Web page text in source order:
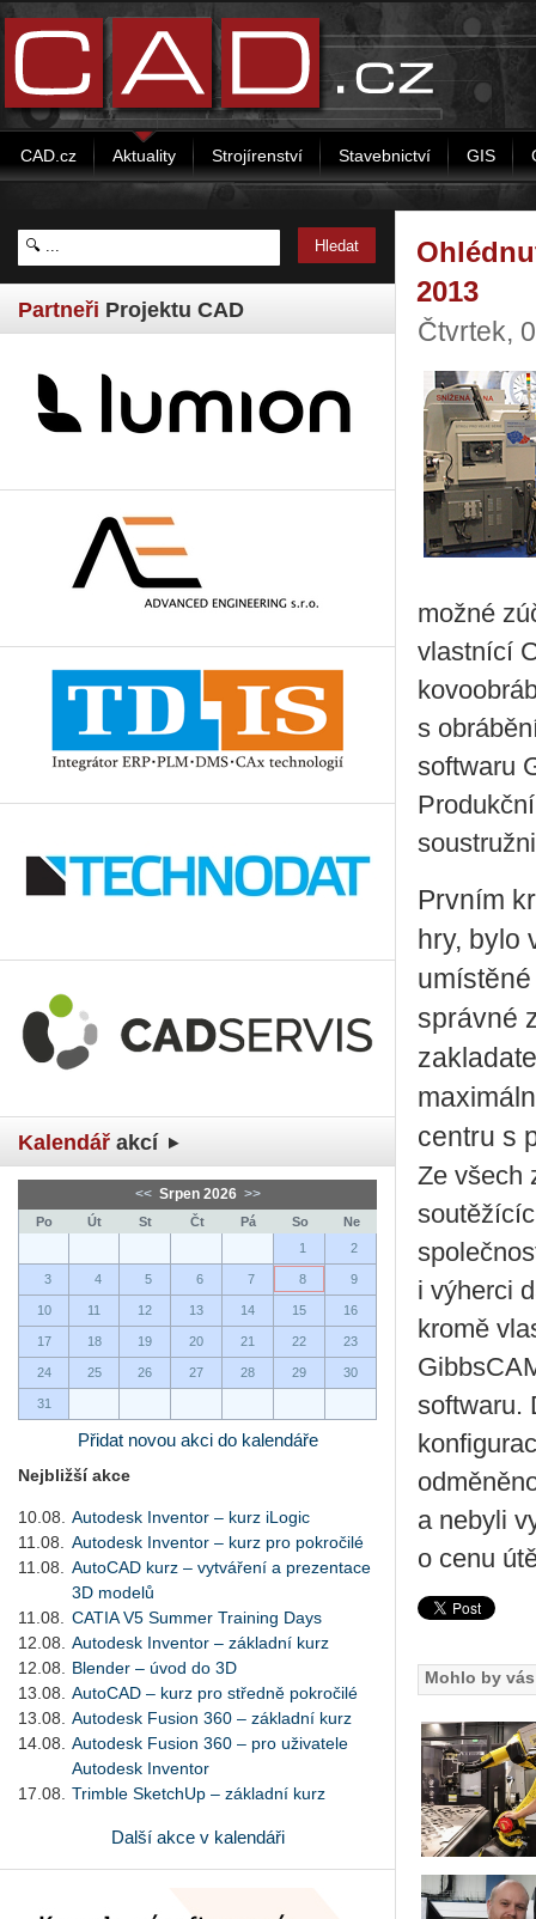
CAD.cz Aktuality Strojírenství Stavebnictví GIS
Partneři Projektu CAD
Kalendář akcí
<< Srpen 2026 >>
Po Út St Čt Pá So
Ne
1
2
3 4 5 6 7 8 9
10 11 12 13 14 15 16
17 18 19 20 21 22 23
24 25 26 27 28 29 30
31
Přidat novou akci do kalendáře
Nejbližší akce
10.08.
Autodesk Inventor – kurz iLogic
11.08.
Autodesk Inventor – kurz pro pokročilé
11.08.
AutoCAD kurz – vytváření a prezentace
3D modelů
11.08.
CATIA V5 Summer Training Days
12.08.
Autodesk Inventor – základní kurz
12.08.
Blender – úvod do 3D
13.08.
AutoCAD – kurz pro středně pokročilé
13.08.
Autodesk Fusion 360 – základní kurz
14.08.
Autodesk Fusion 360 – pro uživatele
Autodesk Inventor
17.08.
Trimble SketchUp – základní kurz
Další akce v kalendáři
2013
Čtvrtek,
možné
vlastnící
s
softwaru
Prvním
hry, bylo
správné
centru s
Ze všech
i výherci
kromě
softwaru.
a nebyli
o cenu
Mohlo by